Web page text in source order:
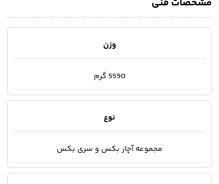
وزن
5590 گرم
نوع
مجموعه آچار بکس و سری بکس